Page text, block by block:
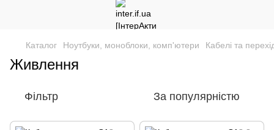
Каталог Ноутбуки, моноблоки, комп'ютери Кабелі та
Живлення
Фільтр За популярністю